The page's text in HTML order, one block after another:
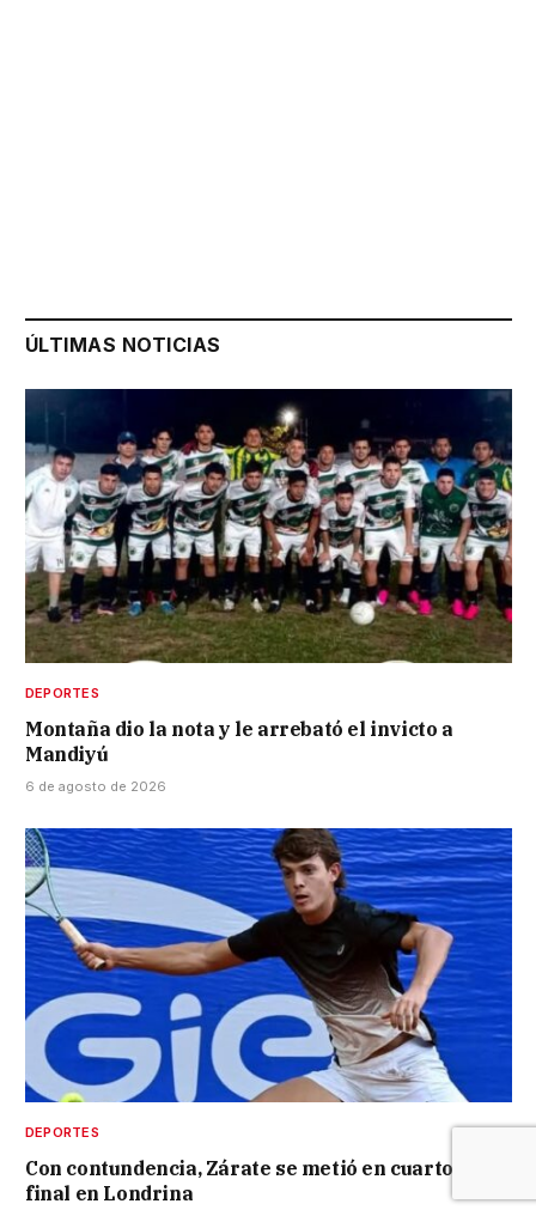
ÚLTIMAS NOTICIAS
DEPORTES
Montaña dio la nota y le arrebató el invicto a
Mandiyú
6 de agosto de 2026
DEPORTES
Con contundencia, Zárate se metió en cuartos de
final en Londrina